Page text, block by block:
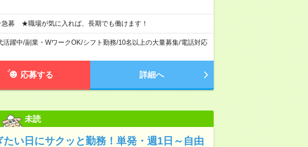
募 ★職場が気に入れば、長期でも働けます！
活躍中/副業・WワークOK/シフト勤務/10名以上の大量募集/電話対応
応募する 詳細へ
未読
たい日にサクッと勤務！単発・週1日～自由